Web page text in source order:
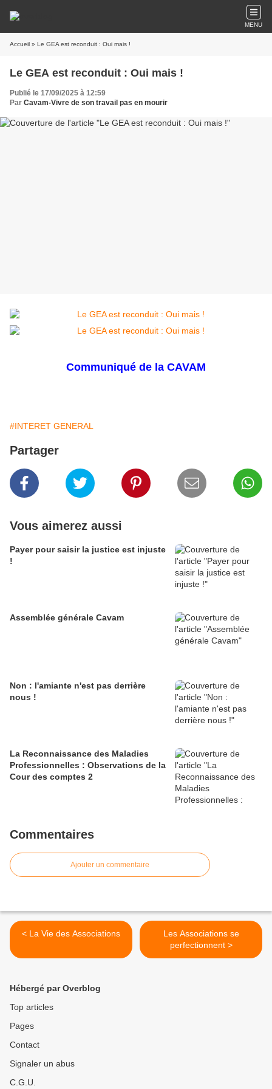
MENU
Accueil » Le GEA est reconduit : Oui mais !
Le GEA est reconduit : Oui mais !
Publié le 17/09/2025 à 12:59
Par Cavam-Vivre de son travail pas en mourir
Communiqué de la CAVAM
#INTERET GENERAL
Partager
Vous aimerez aussi
Payer pour saisir la justice est injuste
!
Assemblée générale Cavam
Non : l'amiante n'est pas derrière
nous !
La Reconnaissance des Maladies
Professionnelles : Observations de la
Cour des comptes 2
Commentaires
Ajouter un commentaire
< La Vie des Associations
Les Associations se
perfectionnent >
Hébergé par Overblog
Top articles
Pages
Contact
Signaler un abus
C.G.U.